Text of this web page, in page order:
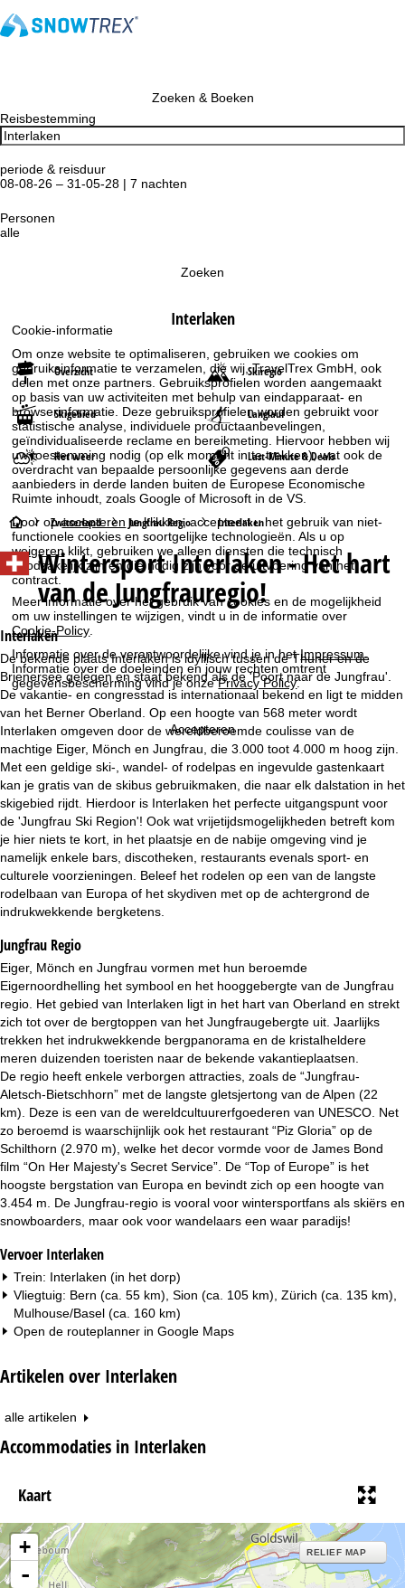
Cookie-informatie
Om onze website te optimaliseren, gebruiken we cookies om
gebruiksinformatie te verzamelen, die wij, TravelTrex GmbH, ook
delen met onze partners. Gebruiksprofielen worden aangemaakt
op basis van uw activiteiten met behulp van eindapparaat- en
browserinformatie. Deze gebruiksprofielen worden gebruikt voor
statistische analyse, individuele productaanbevelingen,
geïndividualiseerde reclame en bereikmeting. Hiervoor hebben wij
uw toestemming nodig (op elk moment in te trekken), wat ook de
overdracht van bepaalde persoonlijke gegevens aan derde
aanbieders in derde landen buiten de Europese Economische
Ruimte inhoudt, zoals Google of Microsoft in de VS.
Door opaccepteren te klikken, accepteert u het gebruik van niet-
functionele cookies en soortgelijke technologieën. Als u op
weigerenklikt, gebruiken we alleen diensten die technisch
noodzakelijk zijn en die nodig zijn voor de uitvoering van het
contract.
Meer informatie over het gebruik van cookies en de mogelijkheid
om uw instellingen te wijzigen, vindt u in de informatie over
Cookie-Policy
Informatie over de verantwoordelijke vind je in hetImpressum.
Informatie over de doeleinden en jouw rechten omtrent
gegevensbescherming vind je onzePrivacy Policy.
Accepteren
Zoeken & Boeken
Reisbestemming
periode & reisduur
08-08-26 – 31-05-28 | 7 nachten
Personen
alle
Zoeken
Interlaken
Overzicht Skiregio
Skigebied Langlauf
Het weer Last-Minute & Deals
S
t
r
t
p
a
g
i
n
a
Zwitserland Jungfrau Regio Interlaken
WintersportInterlaken - Het hart
van de Jungfrauregio!
Interlaken
De bekende plaats Interlaken is idyllisch tussen de Thuner en de
Brienersee gelegen en staat bekend als de 'Poort naar de Jungfrau'.
De vakantie- en congresstad is internationaal bekend en ligt te midden
van het Berner Oberland. Op een hoogte van 568 meter wordt
Interlaken omgeven door de wereldberoemde coulisse van de
machtige Eiger, Mönch en Jungfrau, die 3.000 toot 4.000 m hoog zijn.
Met een geldige ski-, wandel- of rodelpas en ingevulde gastenkaart
kan je gratis van de skibus gebruikmaken, die naar elk dalstation in het
skigebied rijdt. Hierdoor is Interlaken het perfecte uitgangspunt voor
de 'Jungfrau Ski Region'! Ook wat vrijetijdsmogelijkheden betreft kom
je hier niets te kort, in het plaatsje en de nabije omgeving vind je
namelijk enkele bars, discotheken, restaurants evenals sport- en
culturele voorzieningen. Beleef het rodelen op een van de langste
rodelbaan van Europa of het skydiven met op de achtergrond de
indrukwekkende bergketens.
Jungfrau Regio
Eiger, Mönch en Jungfrau vormen met hun beroemde
Eigernoordhelling het symbool en het hooggebergte van de Jungfrau
regio. Het gebied van Interlaken ligt in het hart van Oberland en strekt
zich tot over de bergtoppen van het Jungfraugebergte uit. Jaarlijks
trekken het indrukwekkende bergpanorama en de kristalheldere
meren duizenden toeristen naar de bekende vakantieplaatsen.
De regio heeft enkele verborgen attracties, zoals de “Jungfrau-
Aletsch-Bietschhorn” met de langste gletsjertong van de Alpen (22
km). Deze is een van de wereldcultuurerfgoederen van UNESCO. Net
zo beroemd is waarschijnlijk ook het restaurant “Piz Gloria” op de
Schilthorn (2.970 m), welke het decor vormde voor de James Bond
film “On Her Majesty's Secret Service”. De “Top of Europe” is het
hoogste bergstation van Europa en bevindt zich op een hoogte van
3.454 m. De Jungfrau-regio is vooral voor wintersportfans als skiërs en
snowboarders, maar ook voor wandelaars een waar paradijs!
Vervoer Interlaken
Trein: Interlaken (in het dorp)
Vliegtuig: Bern (ca. 55 km), Sion (ca. 105 km), Zürich (ca. 135 km),
Mulhouse/Basel (ca. 160 km)
Open de routeplanner in Google Maps
Artikelen over Interlaken
alle artikelen
Accommodaties in Interlaken
Kaart
+
-
RELIEF MAP